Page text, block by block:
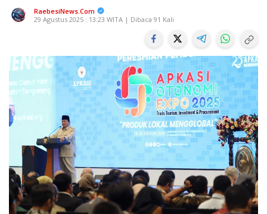
RaebesiNews.Com
29 Agustus 2025 : 13:23 WITA | Dibaca 91 Kali